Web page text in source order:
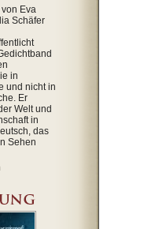
von Eva
Schäfer
in
und nicht in
Er
Welt und
in
das
Sehen